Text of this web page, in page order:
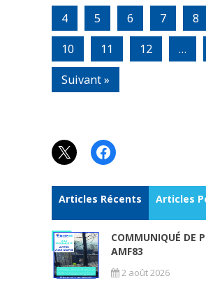
4 5 6 7 8
10
11 12 …
Suivant »
X Facebook
Articles Récents Articles
COMMUNIQUÉ DE
AMF83
2 août 2026